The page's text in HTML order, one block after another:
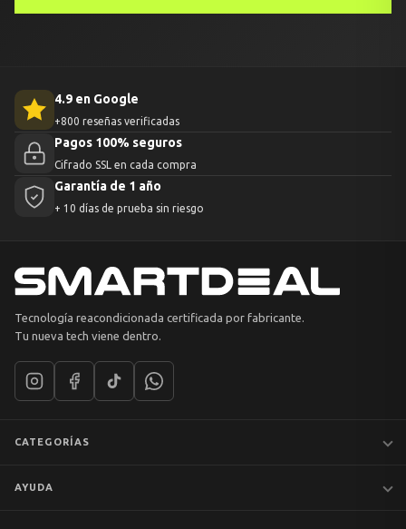
4.9 en Google
+800 reseñas verificadas
Pagos 100% seguros
Cifrado SSL en cada compra
Garantía de 1 año
+ 10 días de prueba sin riesgo
Tecnología reacondicionada certificada por fabricante.
Tu nueva tech viene dentro.
CATEGORÍAS
AYUDA